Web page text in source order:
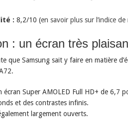
: 8,2/10 (en savoir plus sur l’indice
: un écran très
que Samsung sait y faire en matière
écran Super AMOLED Full HD+ de 6,7
et des contrastes infinis.
largement ouverts.